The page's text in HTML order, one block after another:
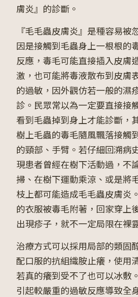
膚炎』的診斷。
『毛毛蟲皮膚炎』是種容易被
因是接觸到毛蟲身上一根根的
反應，毒毛可能直接插入皮膚
激，也可能將毒液散布到皮膚
的過敏，因外觀仿若一般的濕
診。民眾常以為一定要直接接
看到毛蟲掉到身上才能診斷，
樹上毛蟲的毒毛隨風飄落接觸
的頸部、手臂。若仔細回溯病
現患者曾經在樹下活動過，不
掃、在樹下運動乘涼、或是將
枝上都可能造成毛毛蟲皮膚炎
的衣服被毒毛附著，回家穿上
出現疹子，就不一定局限在裸
治療方式可以採用局部的類固
配口服的抗組織胺止癢，使用
若真的癢到受不了也可以冰敷
引起較嚴重的過敏反應導致全